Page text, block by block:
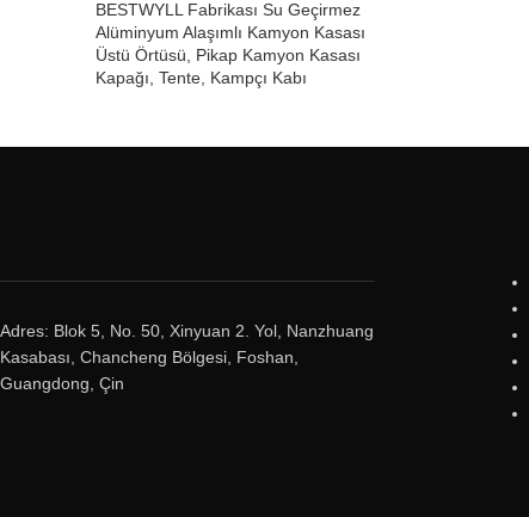
BESTWYLL Fabrikası Su Geçirmez
Alüminyum Alaşımlı Kamyon Kasası
Üstü Örtüsü, Pikap Kamyon Kasası
Kapağı, Tente, Kampçı Kabı
Adres: Blok 5, No. 50, Xinyuan 2. Yol, Nanzhuang
Kasabası, Chancheng Bölgesi, Foshan,
Guangdong, Çin